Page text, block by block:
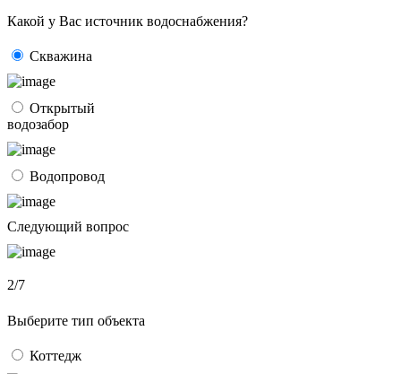
Какой у Вас источник водоснабжения?
Скважина
Открытый
водозабор
Водопровод
Следующий вопрос
2/7
Выберите тип объекта
Коттедж